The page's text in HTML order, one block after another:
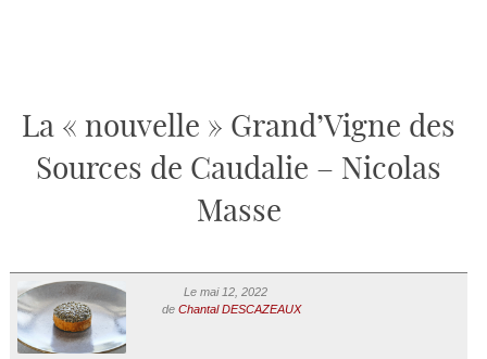
La « nouvelle » Grand’Vigne des
Sources de Caudalie – Nicolas
Masse
Le mai 12, 2022
de Chantal DESCAZEAUX